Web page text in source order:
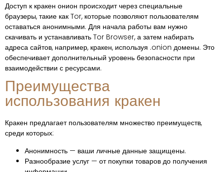
Доступ к кракен онион происходит через специальные
браузеры, такие как Tor, которые позволяют пользователям
оставаться анонимными. Для начала работы вам нужно
скачивать и устанавливать Tor Browser, а затем набирать
адреса сайтов, например, кракен, используя .onion домены. Это
обеспечивает дополнительный уровень безопасности при
взаимодействии с ресурсами.
Преимущества
использования кракен
Кракен предлагает пользователям множество преимуществ,
среди которых:
Анонимность — ваши личные данные защищены.
Разнообразие услуг — от покупки товаров до получения